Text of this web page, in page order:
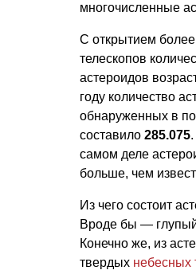
многочисленные
С открытием
телескопов
астероидов
году количество
обнаруженных в
составило 285.075
самом деле
больше, чем
Из чего состоит
Вроде бы —
Конечно же, из
твердых небесных